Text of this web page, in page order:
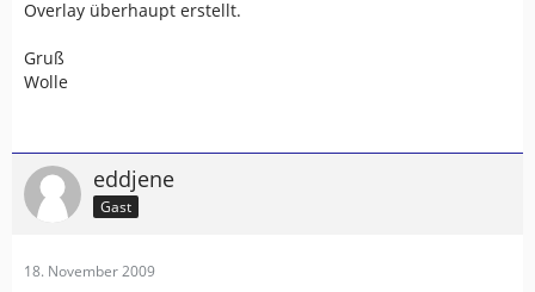
Overlay überhaupt erstellt.
Gruß
Wolle
eddjene
Gast
18. November 2009